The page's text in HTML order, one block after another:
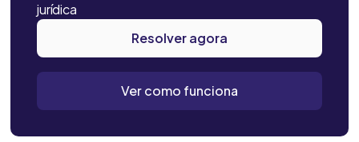
jurídica
Resolver agora
Ver como funciona